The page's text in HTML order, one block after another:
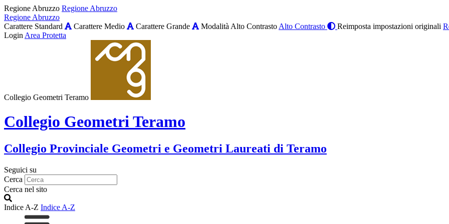
Regione Abruzzo Regione Abruzzo
Regione Abruzzo
Carattere Standard
Carattere Medio Carattere Grande Modalità Alto Contrasto Alto Contrasto Reimposta impostazioni originali
Login Area Protetta
Collegio Geometri Teramo
Collegio Geometri Teramo
Collegio Provinciale Geometri e Geometri Laureati di Teramo
Seguici su
Cerca
Cerca nel sito
Indice A-Z Indice A-Z